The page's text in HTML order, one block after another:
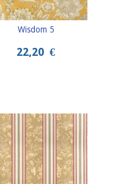
Wisdom 5
22,20 €